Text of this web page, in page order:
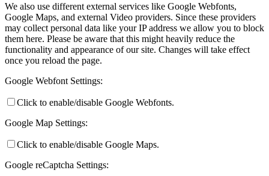
Menu Menu
We also use different external services like Google Webfonts,
Google Maps, and external Video providers. Since these providers
may collect personal data like your IP address we allow you to block
them here. Please be aware that this might heavily reduce the
functionality and appearance of our site. Changes will take effect
once you reload the page.
Google Webfont Settings:
Click to enable/disable Google Webfonts.
Google Map Settings:
Click to enable/disable Google Maps.
Google reCaptcha Settings: